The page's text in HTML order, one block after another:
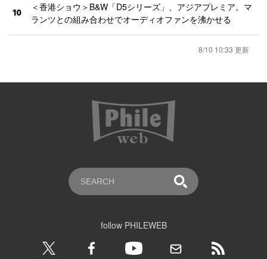
10
＜香港ショウ＞B&W「D5シリーズ」、アジアプレミア。マ
ランツとの組み合わせでオーディオファンを沸かせる
8/10 10:33 更新
follow PHILEWEB